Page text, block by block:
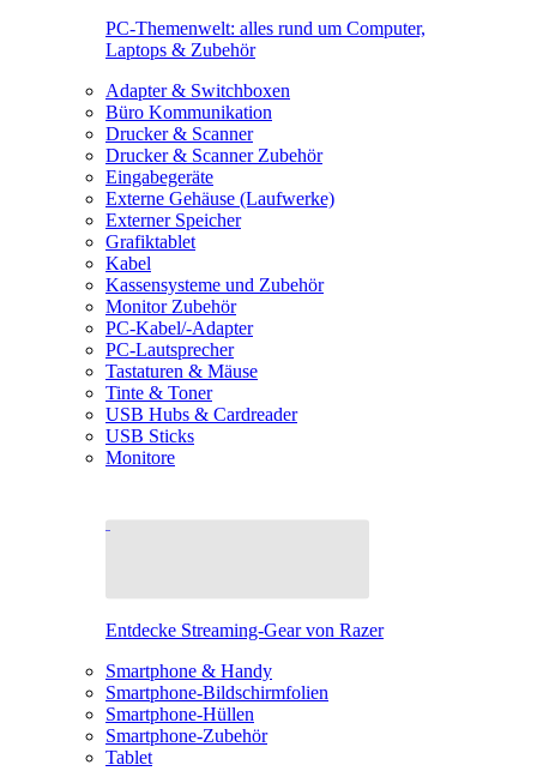
PC-Themenwelt: alles rund um Computer,
Laptops & Zubehör
Adapter & Switchboxen
Büro Kommunikation
Drucker & Scanner
Drucker & Scanner Zubehör
Eingabegeräte
Externe Gehäuse (Laufwerke)
Externer Speicher
Grafiktablet
Kabel
Kassensysteme und Zubehör
Monitor Zubehör
PC-Kabel/-Adapter
PC-Lautsprecher
Tastaturen & Mäuse
Tinte & Toner
USB Hubs & Cardreader
USB Sticks
Monitore
Entdecke Streaming-Gear von Razer
Smartphone & Handy
Smartphone-Bildschirmfolien
Smartphone-Hüllen
Smartphone-Zubehör
Tablet